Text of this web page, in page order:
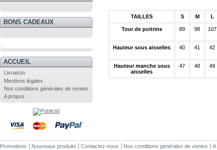
BONS CADEAUX
ACCUEIL
Livraison
Mentions légales
Nos conditions générales de ventes
A propos
TAILLES S M L
Tour de poitrine 89 98 107
Hauteur sous aisselles 40 41 42
Hauteur manche sous
aisselles
47 48 49
Promotions Nouveaux produits Contactez-nous Nos conditions générales de ventes A